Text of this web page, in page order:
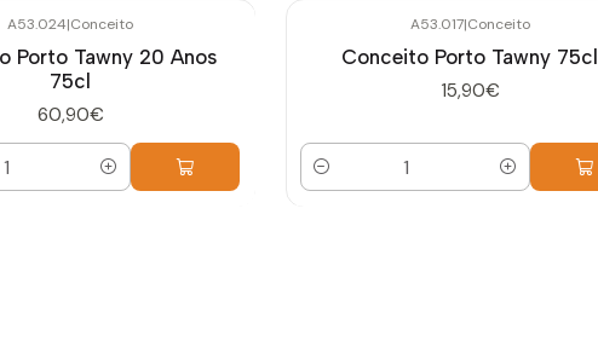
A53.024|Conceito
Porto Tawny 20 Anos
75cl
60,90€
A53.017|Conceito
Conceito Porto Tawny 75cl
15,90€
Quantidade